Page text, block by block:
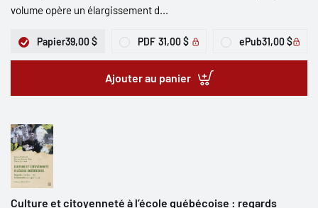
volume opère un élargissement d...
Papier39,00 $ PDF 31,00 $ ePub31,00 $
Ajouter au panier
Culture et citoyenneté à l’école québécoise : regards